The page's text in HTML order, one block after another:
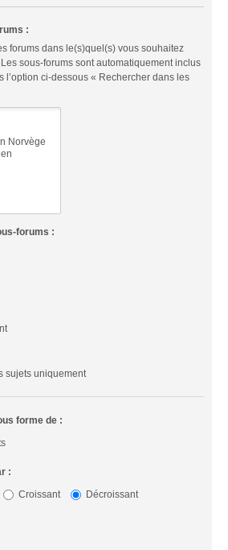
:
forums dans le(s)quel(s) vous souhaitez
sous-forums sont automatiquement inclus
l’option ci-dessous « Rechercher dans les
forums :
sujets uniquement
forme de :
:
Croissant
Décroissant